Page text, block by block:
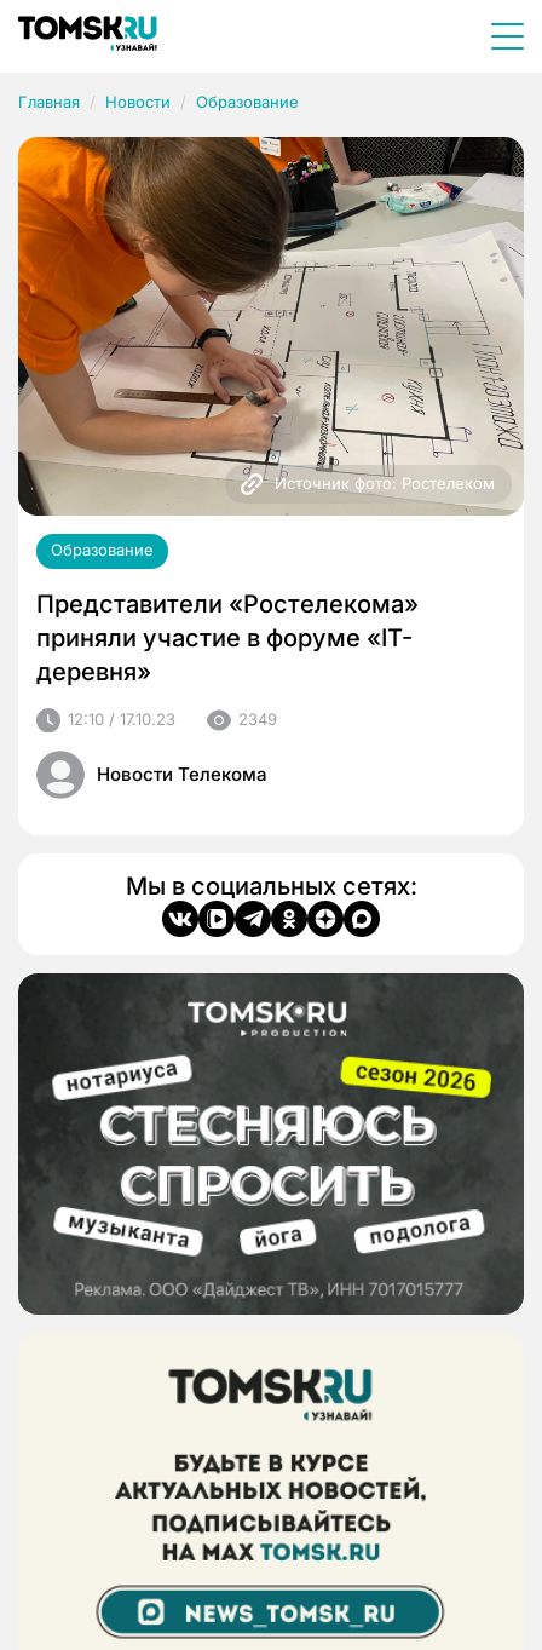
Главная Новости Образование
Источник фото: Ростелеком
Образование
Представители «Ростелекома»
приняли участие в форуме «IT-
деревня»
12:10 / 17.10.23 2349
Новости Телекома
Мы в социальных сетях: